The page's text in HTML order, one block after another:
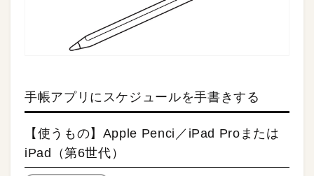
手帳アプリにスケジュールを手書きする
【使うもの】Apple Penci／iPad Proまたは
iPad（第6世代）